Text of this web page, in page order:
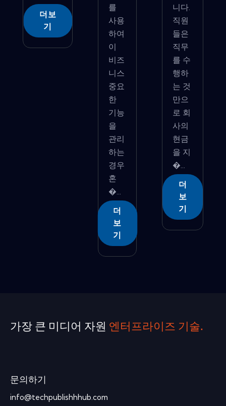
더보
기
를
사용
하여
이
비즈
니스
중요
한
기능
을
관리
하는
경우
혼
�...
더
보
기
니다.
직원
들은
직무
를 수
행하
는 것
만으
로 회
사의
현금
을 지
�...
더
보
기
가장 큰 미디어 자원 엔터프라이즈 기술.
문의하기
info@techpublishhhub.com